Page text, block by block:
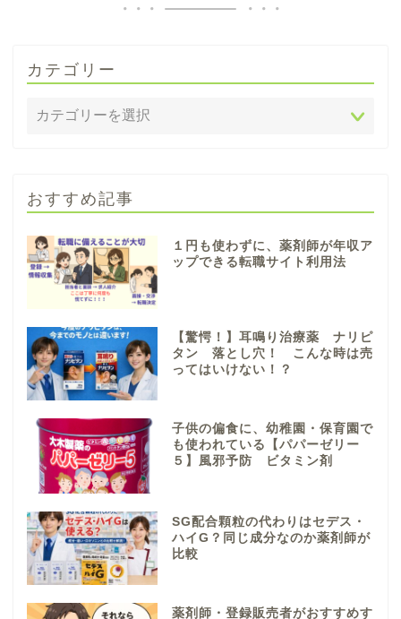
カテゴリー
おすすめ記事
１円も使わずに、薬剤師が年収ア
ップできる転職サイト利用法
【驚愕！】耳鳴り治療薬 ナリピ
タン 落とし穴！ こんな時は売
ってはいけない！？
子供の偏食に、幼稚園・保育園で
も使われている【パパーゼリー
５】風邪予防 ビタミン剤
SG配合顆粒の代わりはセデス・
ハイG？同じ成分なのか薬剤師が
比較
薬剤師・登録販売者がおすすめす